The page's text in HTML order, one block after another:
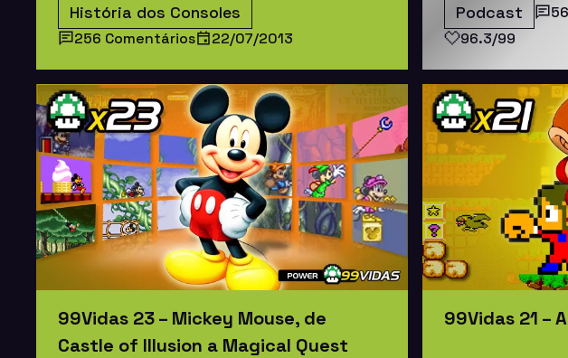
História dos Consoles
256 Comentários 22/07/2013
Podcast
96.3/99
99Vidas 23 – Mickey Mouse, de
Castle of Illusion a Magical Quest
99Vidas 21 –